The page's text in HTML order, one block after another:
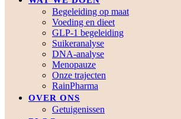
Begeleiding op maat
Voeding en dieet
GLP-1 begeleiding
Suikeranalyse
DNA-analyse
Menopauze
Onze trajecten
RainPharma
OVER ONS
Getuigenissen